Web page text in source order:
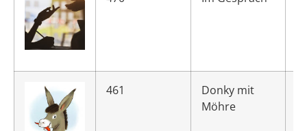
461
Donky mit
Möhre